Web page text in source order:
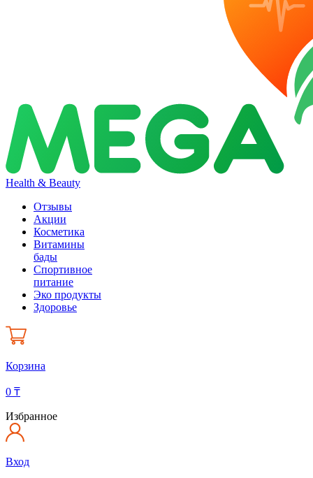
Health & Beauty
Отзывы
Акции
Косметика
Витамины
бады
Спортивное
питание
Эко продукты
Здоровье
Корзина
0 ₸
Избранное
Вход